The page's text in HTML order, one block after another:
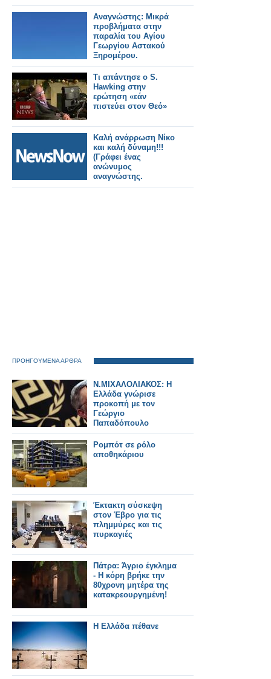
Αναγνώστης: Μικρά
προβλήματα στην
παραλία του Αγίου
Γεωργίου Αστακού
Ξηρομέρου.
Τι απάντησε ο S.
Hawking στην
ερώτηση «εάν
πιστεύει στον Θεό»
Καλή ανάρρωση Νίκο
και καλή δύναμη!!!
(Γράφει ένας
ανώνυμος
αναγνώστης.
ΠΡΟΗΓΟΥΜΕΝΑ ΑΡΘΡΑ
Ν.ΜΙΧΑΛΟΛΙΑΚΟΣ: Η
Ελλάδα γνώρισε
προκοπή με τον
Γεώργιο
Παπαδόπουλο
Ρομπότ σε ρόλο
αποθηκάριου
Έκτακτη σύσκεψη
στον Έβρο για τις
πλημμύρες και τις
πυρκαγιές
Πάτρα: Άγριο έγκλημα
- Η κόρη βρήκε την
80χρονη μητέρα της
κατακρεουργημένη!
Η Ελλάδα πέθανε